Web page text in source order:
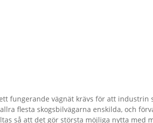
fungerande vägnät krävs för att industrin
flesta skogsbilvägarna enskilda, och
så att det gör största möjliga nytta med